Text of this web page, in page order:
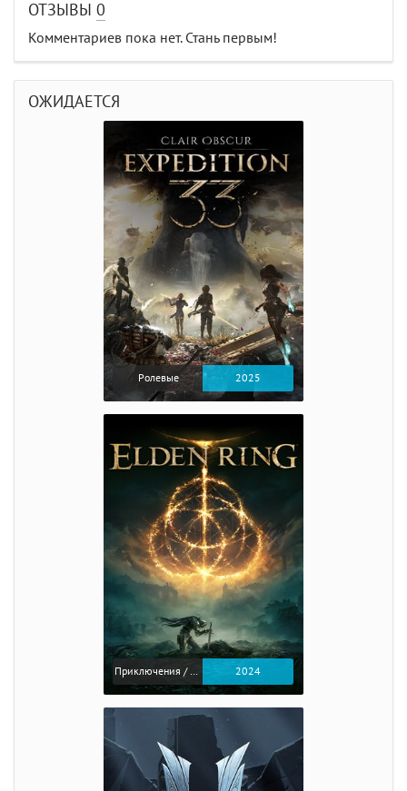
ОТЗЫВЫ 0
Комментариев пока нет. Стань первым!
ОЖИДАЕТСЯ
Ролевые 2025
Приключения / Экшен / Ролевые 2024